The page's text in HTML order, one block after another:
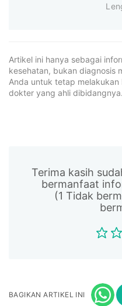
Artikel ini hanya sebagai
kesehatan, bukan diagnosis
Anda untuk tetap
dokter yang ahli dibidangnya.
Terima kasih
bermanfaat
(1 Tidak
BAGIKAN ARTIKEL INI